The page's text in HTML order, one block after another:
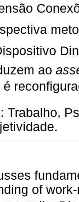
ao
é
: Trabalho,
of